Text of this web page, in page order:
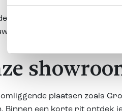
graag met je mee en
woonwensen, budget en
plaatsen zoals